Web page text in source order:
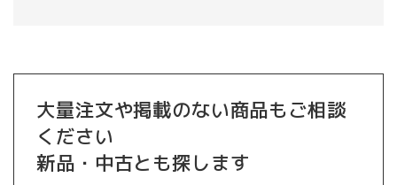
大量注文や掲載のない商品もご相談
ください
新品・中古とも探します